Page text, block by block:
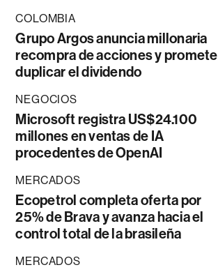
COLOMBIA
Grupo Argos anuncia millonaria
recompra de acciones y promete
duplicar el dividendo
NEGOCIOS
Microsoft registra US$24.100
millones en ventas de IA
procedentes de OpenAI
MERCADOS
Ecopetrol completa oferta por
25% de Brava y avanza hacia el
control total de la brasileña
MERCADOS